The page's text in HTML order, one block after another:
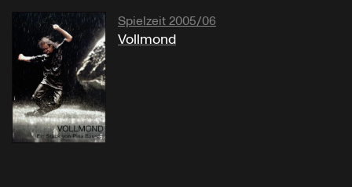
Spielzeit 2005/06
Vollmond